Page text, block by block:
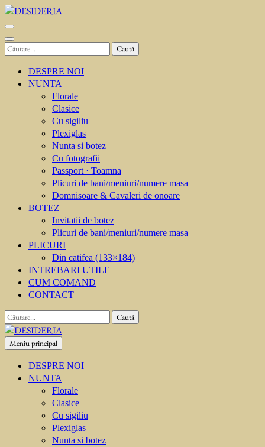
Sari
la
conținut
(apasă
Caută
DESPRE NOI
NUNTA
Florale
Clasice
Cu sigiliu
Plexiglas
Nunta si botez
Cu fotografii
Passport · Toamna
Plicuri de bani/meniuri/numere masa
Domnisoare & Cavaleri de onoare
BOTEZ
Invitatii de botez
Plicuri de bani/meniuri/numere masa
PLICURI
Din catifea (133×184)
INTREBARI UTILE
CUM COMAND
CONTACT
Caută
după:
DESIDERIA
Creator de invitati
Meniu principal
DESPRE NOI
NUNTA
Florale
Clasice
Cu sigiliu
Plexiglas
Nunta si botez